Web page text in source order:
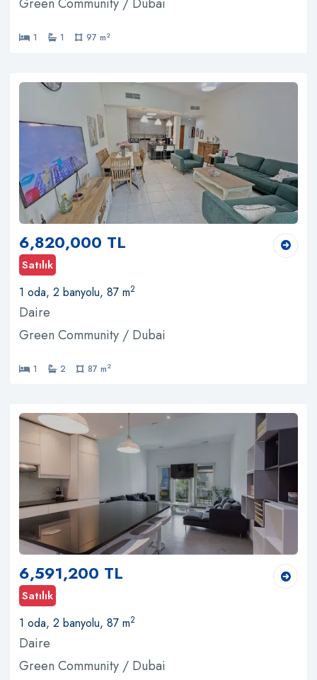
Green Community / Dubai
1 1 97 m2
6,820,000 TL
Satılık
1 oda, 2 banyolu, 87 m2
Daire
Green Community / Dubai
1 2 87 m2
6,591,200 TL
Satılık
1 oda, 2 banyolu, 87 m2
Daire
Green Community / Dubai